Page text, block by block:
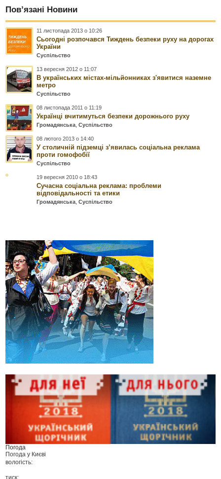
Пов’язані Новини
11 листопада 2013 о 10:26
Сьогодні розпочався Тиждень безпеки руху на дорогах
України
Суспільство
13 вересня 2012 о 11:07
В українських містах-мільйонниках з'явитися наземне
метро
Суспільство
08 листопада 2011 о 11:19
Українці вчитимуться безпеки дорожнього руху
Громадянська ,Суспільство
08 лютого 2013 о 14:40
У столичній підземці з’явилась соціальна реклама
проти гомофобії
Суспільство
19 вересня 2010 о 18:43
Сучасна соціальна реклама: проблеми
відповідальності та етики
Громадянська ,Суспільство
Погода
Погода у Києві
вологість:
тиск: